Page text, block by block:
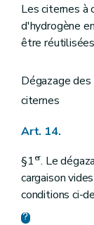
Les citernes à
d'hydrogène
être
Dégazage
citernes
Art. 14.
§1er. Le
cargaison
conditions ci-